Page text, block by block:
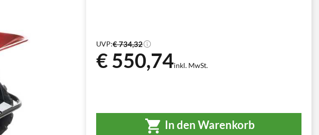
UVP:€ 734,32
€ 550,74inkl. MwSt.
In den Warenkorb